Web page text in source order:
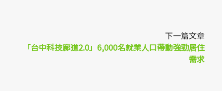
下一篇文章
「台中科技廊道2.0」6,000名就業人口帶動強勁居住
需求